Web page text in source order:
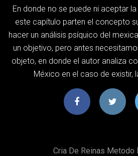
En donde no se puede ni aceptar
este capítulo parten el concepto
hacer un análisis psíquico del
un objetivo, pero antes
objeto, en donde el autor analiza
México en el caso de existir,
Cria De Reinas